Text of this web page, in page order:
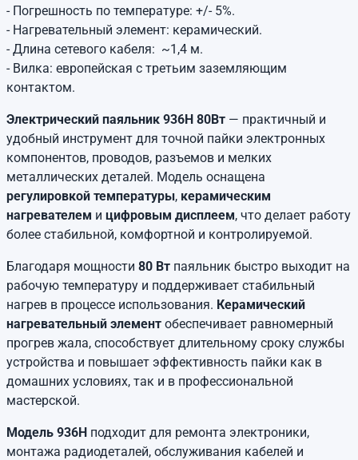
- Погрешность по температуре: +/- 5%.
- Нагревательный элемент: керамический.
- Длина сетевого кабеля: ~1,4 м.
- Вилка: европейская с третьим заземляющим
контактом.
Электрический паяльник 936H 80Вт — практичный и
удобный инструмент для точной пайки электронных
компонентов, проводов, разъемов и мелких
металлических деталей. Модель оснащена
регулировкой температуры, керамическим
нагревателем и цифровым дисплеем, что делает работу
более стабильной, комфортной и контролируемой.
Благодаря мощности 80 Вт паяльник быстро выходит на
рабочую температуру и поддерживает стабильный
нагрев в процессе использования. Керамический
нагревательный элемент обеспечивает равномерный
прогрев жала, способствует длительному сроку службы
устройства и повышает эффективность пайки как в
домашних условиях, так и в профессиональной
мастерской.
Модель 936H подходит для ремонта электроники,
монтажа радиодеталей, обслуживания кабелей и